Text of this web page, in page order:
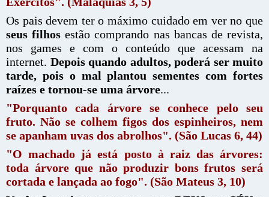
Os pais devem ter o máximo cuidado em ver no que
seus filhos estão comprando nas bancas de revista,
nos games e com o conteúdo que acessam na
internet. Depois quando adultos, poderá ser muito
tarde, pois o mal plantou sementes com fortes
raízes e tornou-se uma árvore...
"Porquanto cada árvore se conhece pelo seu
fruto. Não se colhem figos dos espinheiros, nem
se apanham uvas dos abrolhos". (São Lucas 6, 44)
"O machado já está posto à raiz das árvores:
toda árvore que não produzir bons frutos será
cortada e lançada ao fogo". (São Mateus 3, 10)